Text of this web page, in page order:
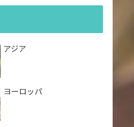
アジア
ヨーロッパ